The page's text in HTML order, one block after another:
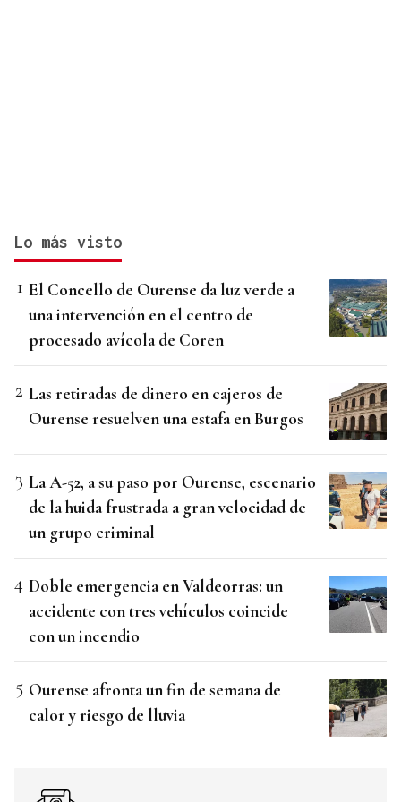
Lo más visto
El Concello de Ourense da luz verde a
una intervención en el centro de
procesado avícola de Coren
Las retiradas de dinero en cajeros de
Ourense resuelven una estafa en Burgos
La A-52, a su paso por Ourense, escenario
de la huida frustrada a gran velocidad de
un grupo criminal
Doble emergencia en Valdeorras: un
accidente con tres vehículos coincide
con un incendio
Ourense afronta un fin de semana de
calor y riesgo de lluvia